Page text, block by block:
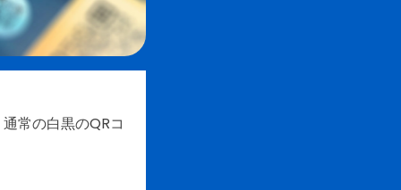
常の白黒のQRコ